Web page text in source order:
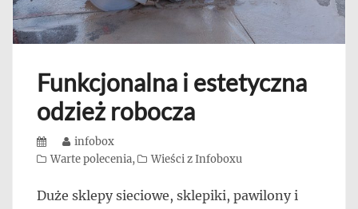
Funkcjonalna i estetyczna
odzież robocza
Posted
on
Author
infobox
Categories
Warte polecenia, Wieści z Infoboxu
Duże sklepy sieciowe, sklepiki, pawilony i